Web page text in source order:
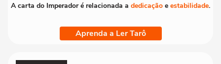
A carta do Imperador é relacionada a dedicação e estabilidade.
Aprenda a Ler Tarô